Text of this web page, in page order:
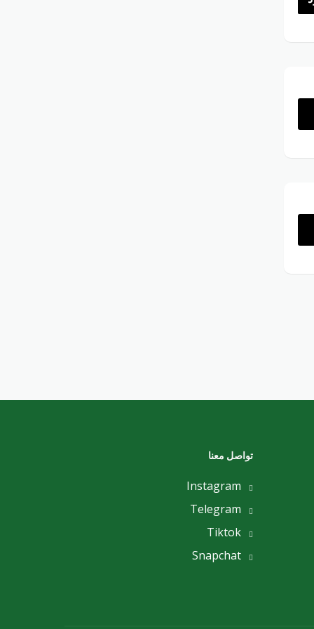
تواصل معنا
Instagram
Telegram
Tiktok
Snapchat